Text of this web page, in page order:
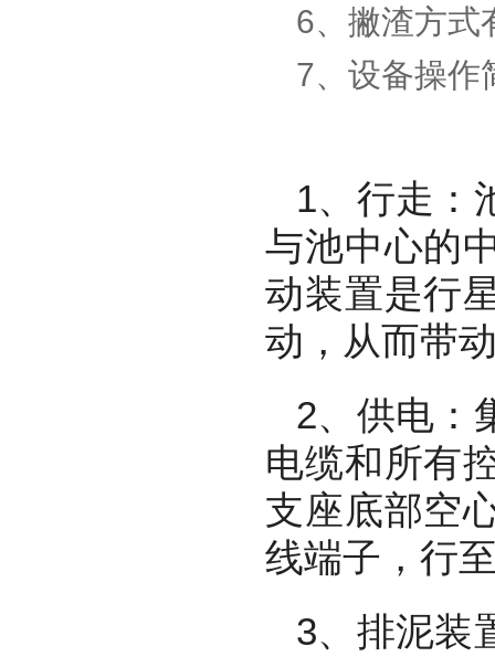
6、撇渣方式
7、设备操作
1、行走：
与池中心的
动装置是行
动，从而带
2、供电：
电缆和所有
支座底部空
线端子，行
3、排泥装